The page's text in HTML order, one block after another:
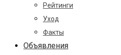
Рейтинги
Уход
Факты
Объявления